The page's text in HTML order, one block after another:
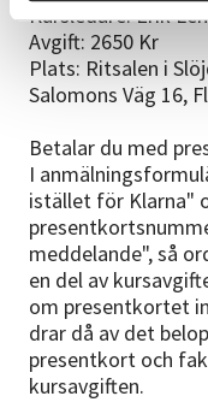
Kursledare: Erik
Avgift: 2650 Kr
Plats: Ritsalen i
Salomons Väg 16,
Betalar du med
I
istället för Klarna"
meddelande", så
en del av
om presentkortet
drar då av det
presentkort och
kursavgiften.